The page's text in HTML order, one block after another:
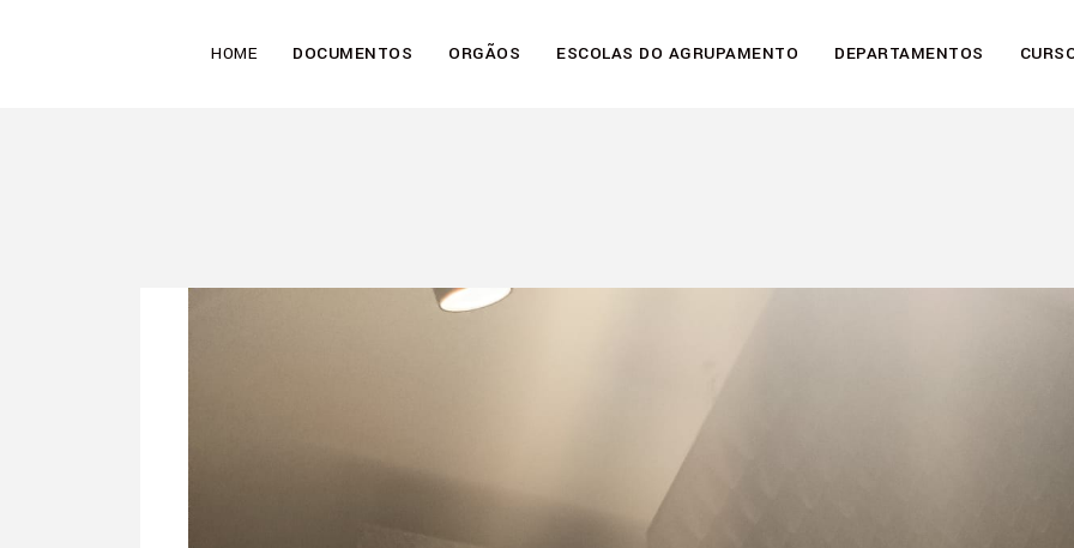
HOME DOCUMENTOS ORGÃOS ESCOLAS DO AGRUPAMENTO DEPARTAMENTOS